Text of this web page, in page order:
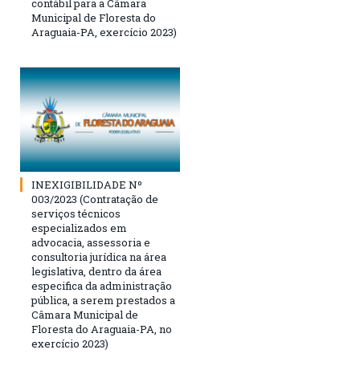
contábil para a Câmara
Municipal de Floresta do
Araguaia-PA, exercício 2023)
INEXIGIBILIDADE Nº
003/2023 (Contratação de
serviços técnicos
especializados em
advocacia, assessoria e
consultoria jurídica na área
legislativa, dentro da área
especifica da administração
pública, a serem prestados a
Câmara Municipal de
Floresta do Araguaia-PA, no
exercício 2023)